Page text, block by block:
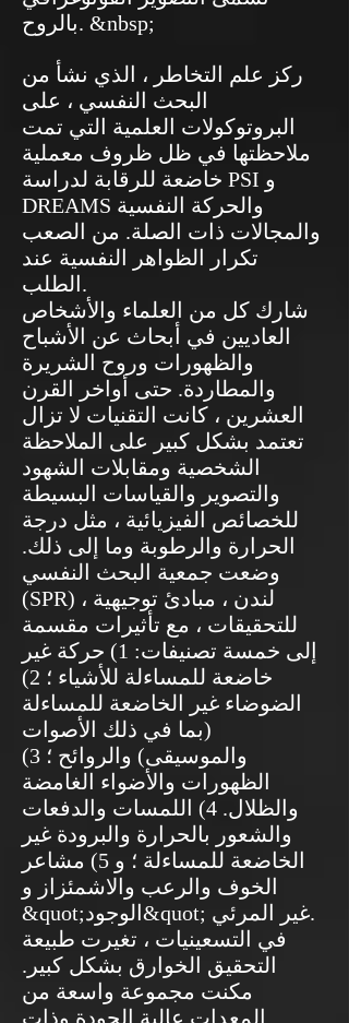
بالروح. &nbsp;
ركز علم التخاطر ، الذي نشأ من
البحث النفسي ، على
البروتوكولات العلمية التي تمت
ملاحظتها في ظل ظروف معملية
خاضعة للرقابة لدراسة PSI و
DREAMS والحركة النفسية
والمجالات ذات الصلة. من الصعب
تكرار الظواهر النفسية عند
الطلب.
شارك كل من العلماء والأشخاص
العاديين في أبحاث عن الأشباح
والظهورات وروح الشريرة
والمطاردة. حتى أواخر القرن
العشرين ، كانت التقنيات لا تزال
تعتمد بشكل كبير على الملاحظة
الشخصية ومقابلات الشهود
والتصوير والقياسات البسيطة
للخصائص الفيزيائية ، مثل درجة
الحرارة والرطوبة وما إلى ذلك.
وضعت جمعية البحث النفسي
(SPR) ، لندن ، مبادئ توجيهية
للتحقيقات ، مع تأثيرات مقسمة
إلى خمسة تصنيفات: 1) حركة غير
خاضعة للمساءلة للأشياء ؛ 2)
الضوضاء غير الخاضعة للمساءلة
(بما في ذلك الأصوات
والموسيقى) والروائح ؛ 3)
الظهورات والأضواء الغامضة
والظلال. 4) اللمسات والدفعات
والشعور بالحرارة والبرودة غير
الخاضعة للمساءلة ؛ و 5) مشاعر
الخوف والرعب والاشمئزاز و
&quot;الوجود&quot; غير المرئي.
في التسعينيات ، تغيرت طبيعة
التحقيق الخوارق بشكل كبير.
مكنت مجموعة واسعة من
المعدات عالية الجودة وذات